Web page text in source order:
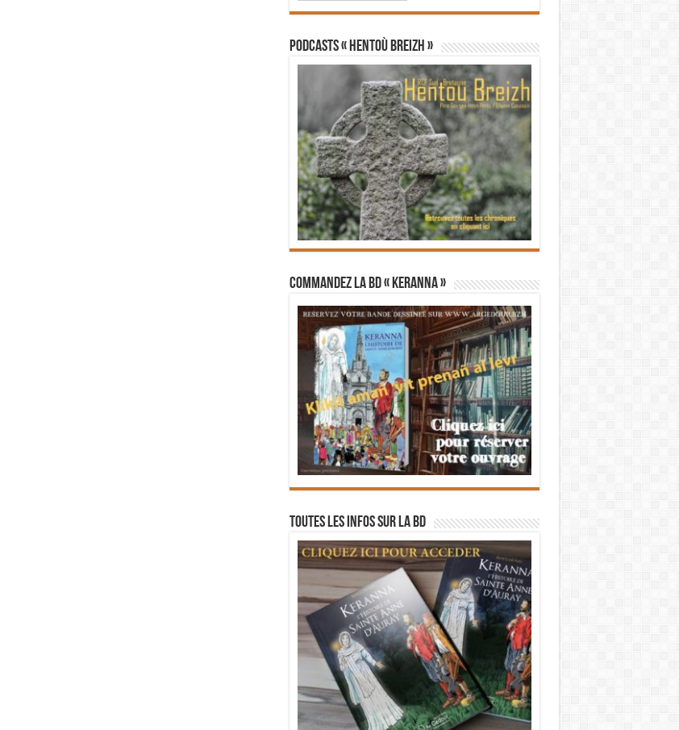
PODCASTS « Hentoù Breizh »
Commandez la BD « Keranna »
Toutes les infos sur la BD